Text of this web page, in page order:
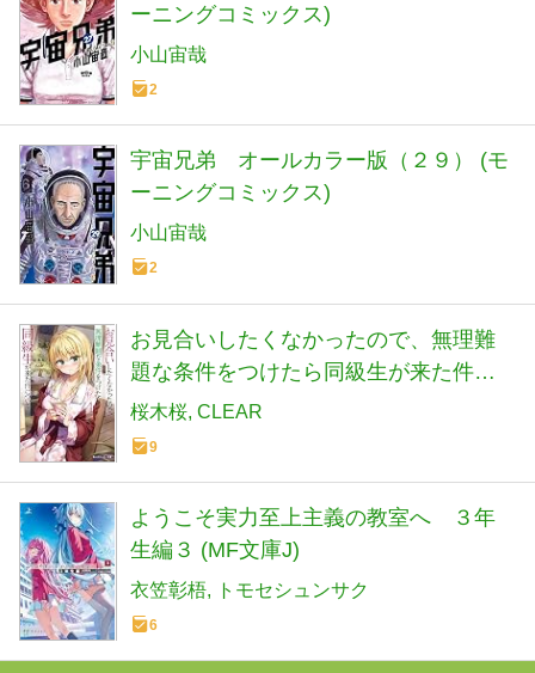
ーニングコミックス)
小山宙哉
2
宇宙兄弟 オールカラー版（２９） (モ
ーニングコミックス)
小山宙哉
2
お見合いしたくなかったので、無理難
題な条件をつけたら同級生が来た件に
ついて４ (角川スニーカー文庫)
桜木桜 CLEAR
9
ようこそ実力至上主義の教室へ ３年
生編３ (MF文庫J)
衣笠彰梧 トモセシュンサク
6